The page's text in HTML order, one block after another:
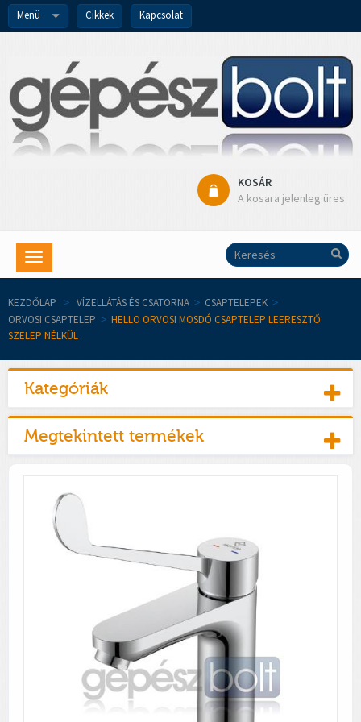
Menü Cikkek Kapcsolat
KOSÁR
A kosara jelenleg üres
Toggle
navigation
KEZDŐLAP > VÍZELLÁTÁS ÉS CSATORNA > CSAPTELEPEK >
ORVOSI CSAPTELEP > HELLO ORVOSI MOSDÓ CSAPTELEP LEERESZTŐ
SZELEP NÉLKÜL
Kategóriák
Megtekintett termékek